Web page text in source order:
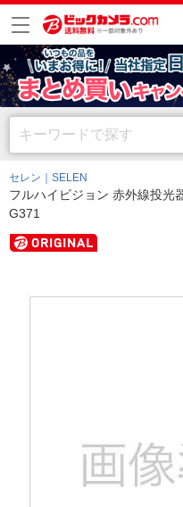
セレン｜SELEN
フルハイビジョン 赤外線投光
G371